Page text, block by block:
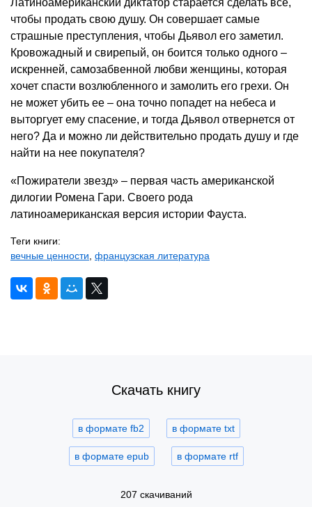
Латиноамериканский диктатор старается сделать все,
чтобы продать свою душу. Он совершает самые
страшные преступления, чтобы Дьявол его заметил.
Кровожадный и свирепый, он боится только одного –
искренней, самозабвенной любви женщины, которая
хочет спасти возлюбленного и замолить его грехи. Он
не может убить ее – она точно попадет на небеса и
выторгует ему спасение, и тогда Дьявол отвернется от
него? Да и можно ли действительно продать душу и где
найти на нее покупателя?
«Пожиратели звезд» – первая часть американской
дилогии Ромена Гари. Своего рода
латиноамериканская версия истории Фауста.
Теги книги:
вечные ценности французская литература
Скачать книгу
в формате fb2 в формате txt
в формате epub в формате rtf
207 скачиваний